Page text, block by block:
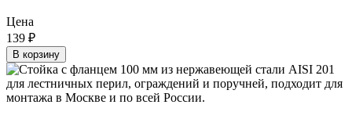
Цена
139 ₽
В корзину